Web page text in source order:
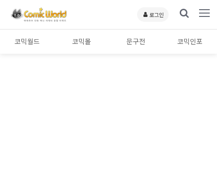
로그인
코믹월드 코믹몰 문구전 코믹인포